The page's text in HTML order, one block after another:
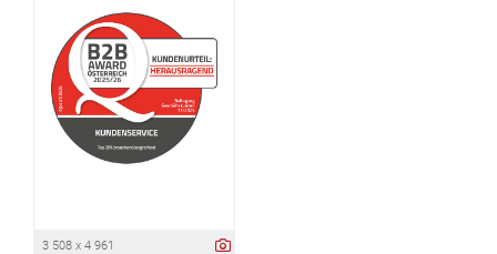
3 508 x 4 961